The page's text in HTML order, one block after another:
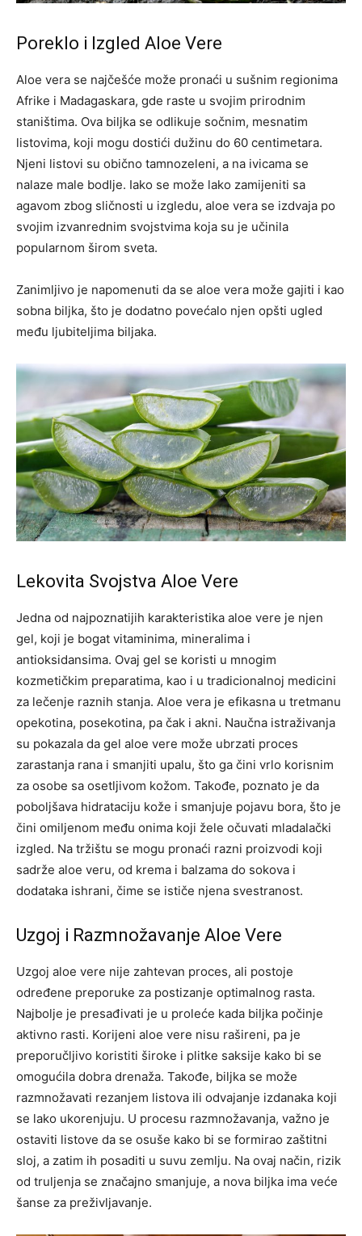
Poreklo i Izgled Aloe Vere
Aloe vera se najčešće može pronaći u sušnim regionima
Afrike i Madagaskara, gde raste u svojim prirodnim
staništima. Ova biljka se odlikuje sočnim, mesnatim
listovima, koji mogu dostići dužinu do 60 centimetara.
Njeni listovi su obično tamnozeleni, a na ivicama se
nalaze male bodlje. Iako se može lako zamijeniti sa
agavom zbog sličnosti u izgledu, aloe vera se izdvaja po
svojim izvanrednim svojstvima koja su je učinila
popularnom širom sveta.
Zanimljivo je napomenuti da se aloe vera može gajiti i kao
sobna biljka, što je dodatno povećalo njen opšti ugled
među ljubiteljima biljaka.
Lekovita Svojstva Aloe Vere
Jedna od najpoznatijih karakteristika aloe vere je njen
gel, koji je bogat vitaminima, mineralima i
antioksidansima. Ovaj gel se koristi u mnogim
kozmetičkim preparatima, kao i u tradicionalnoj medicini
za lečenje raznih stanja. Aloe vera je efikasna u tretmanu
opekotina, posekotina, pa čak i akni. Naučna istraživanja
su pokazala da gel aloe vere može ubrzati proces
zarastanja rana i smanjiti upalu, što ga čini vrlo korisnim
za osobe sa osetljivom kožom. Takođe, poznato je da
poboljšava hidrataciju kože i smanjuje pojavu bora, što je
čini omiljenom među onima koji žele očuvati mladalački
izgled. Na tržištu se mogu pronaći razni proizvodi koji
sadrže aloe veru, od krema i balzama do sokova i
dodataka ishrani, čime se ističe njena svestranost.
Uzgoj i Razmnožavanje Aloe Vere
Uzgoj aloe vere nije zahtevan proces, ali postoje
određene preporuke za postizanje optimalnog rasta.
Najbolje je presađivati je u proleće kada biljka počinje
aktivno rasti. Korijeni aloe vere nisu rašireni, pa je
preporučljivo koristiti široke i plitke saksije kako bi se
omogućila dobra drenaža. Takođe, biljka se može
razmnožavati rezanjem listova ili odvajanje izdanaka koji
se lako ukorenjuju. U procesu razmnožavanja, važno je
ostaviti listove da se osuše kako bi se formirao zaštitni
sloj, a zatim ih posaditi u suvu zemlju. Na ovaj način, rizik
od truljenja se značajno smanjuje, a nova biljka ima veće
šanse za preživljavanje.